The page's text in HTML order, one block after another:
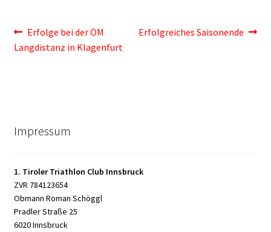
Beitragsnavigation
Vorheriger
Beitrag:
Erfolge bei der ÖM
Langdistanz in Klagenfurt
Nächster
Erfolgreiches Saisonende
Impressum
1. Tiroler Triathlon Club Innsbruck
ZVR 784123654
Obmann Roman Schöggl
Pradler Straße 25
6020 Innsbruck